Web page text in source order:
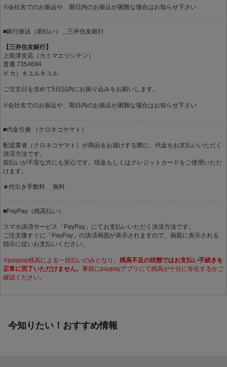
※会社名でのお振込や、期日内のお振込が困難な場合はお知らせ下さい
■銀行振込（前払い）＿三井住友銀行
【三井住友銀行】
上前津支店（カミマエヅシテン）
普通 7354694
※ カ）キユルキユル
ご注文日を含めて5日以内にお振り込みをお願いします。
※会社名でのお振込や、期日内のお振込が困難な場合はお知らせ下さい
■代金引換 （クロネコヤマト）
配送業者（クロネコヤマト）が商品をお届けする際に、代金をお支払いいただく
決済方法です。
前払いが不安な方にも安心です。現金もしくはクレジットカードをご使用いただ
けます。
★代引き手数料 無料
■PayPay（残高払い）
スマホ決済サービス「PayPay」にてお支払いいただく決済方法です。
ご注文後すぐに「PayPay」の決済画面が表示されますので、画面に表示される
指示に従いお支払いください。
※paypay残高による一括払いのみとなり、 残高不足の状態ではお支払い手続きを
正常に完了いただけません。 事前にpaypayアプリにて残高が十分に存在するかご
確認ください。
今知りたい！おすすめ情報